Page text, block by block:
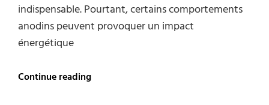
indispensable. Pourtant, certains comportements
anodins peuvent provoquer un impact
énergétique
Continue readingCinq